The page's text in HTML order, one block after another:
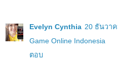
Evelyn Cynthia 20 ธันวาค
Game Online Indonesia
ตอบ